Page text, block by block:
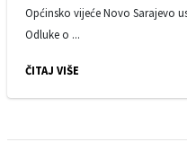
Općinsko vijeće Novo Sarajevo
Odluke o ...
ČITAJ VIŠE